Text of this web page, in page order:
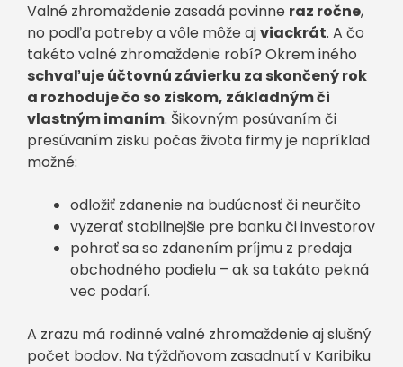
Valné zhromaždenie zasadá povinne raz ročne,
no podľa potreby a vôle môže ajviackrát. A čo
takéto valné zhromaždenie robí? Okrem iného
schvaľuje účtovnú závierku za skončený rok
a rozhoduje čo so ziskom, základným či
vlastným imaním. Šikovným posúvaním či
presúvaním zisku počas života firmy je napríklad
možné:
odložiť zdanenie na budúcnosť či neurčito
vyzerať stabilnejšie pre banku či investorov
pohrať sa so zdanením príjmu z predaja
obchodného podielu – ak sa takáto pekná
vec podarí.
A zrazu má rodinné valné zhromaždenie aj slušný
počet bodov. Na týždňovom zasadnutí v Karibiku